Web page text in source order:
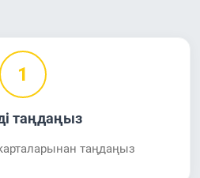
1
таңдаңыз
таңдаңыз